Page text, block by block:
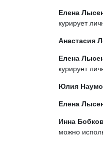
Елена
курирует
Анастасия
Елена
курирует
Юлия
Елена
Инна
можно